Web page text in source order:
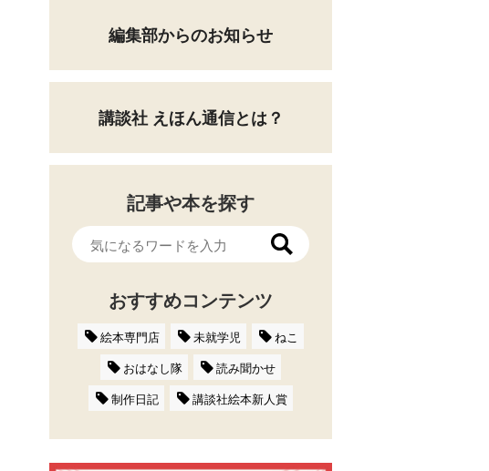
編集部からのお知らせ
講談社 えほん通信とは？
記事や本を探す
おすすめコンテンツ
絵本専門店 未就学児
ねこ
おはなし隊
読み聞かせ
制作日記
講談社絵本新人賞